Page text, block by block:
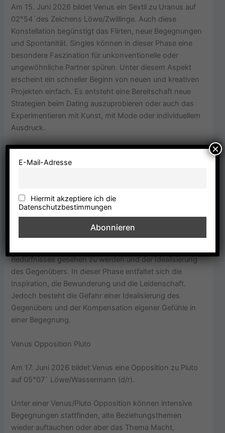
Am 15. Juni 2026 bildet Venus ein Sextil zu Uranus auf
02°54`des Zeichens Löwe/Zwillinge. Auch diese
Konstellation begünstigt das Flirten, neue Begegnungen
und Spontanität. Singles können in dieser Phase eine
besondere Faszination für unkonventionelle oder
ungewöhnliche Partner spüren. Unter diesem Aspekt
erscheint ein schneller Beginn von neuen und kreativen
Projekten einfach. Es entsteht eine Bereitschaft neue
Strategien beim Dating auszuprobieren oder auch das
Experimentieren mit Kunst, mit Mode oder individuellem
Ausdruck.
Venus Trigon Neptun
besonders bei Menschen aus, deren Horoskope eine
Betonung der Feuerzeichen Widder, Löwe oder Schütze
Bedürfnisses gesehen zu werden und der Idealisierung
des Gegenübers. In dieser Phase entfaltet sich die
Inspiration, die Bewunderung und die Leidenschaft.
Jedoch besteht die Gefahr einer Idealisierung des
Gegenübers und der Kompensation eigener Gefühle in
einer Begegnung.
Venus Opposition Pluto
Am 17. Juni 2026 bildet Venus eine Opposition zu Pluto
auf 05°07` Löwe/Wassermann (d/r).
Unter einer Venus/Pluto Opposition können intensive
Begegnungen stattfinden, alte Beziehungsthemen
wieder auftauchen oder aber das Thema Macht,
E-Mail-Adresse
Hiermit akzeptiere ich die
Datenschutzbestimmungen
×